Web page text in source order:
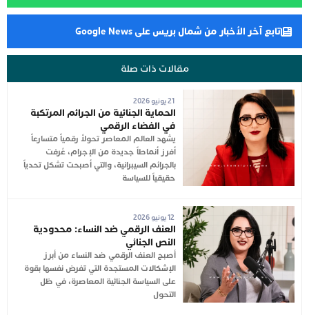
تابع آخر الأخبار من شمال بريس على Google News
مقالات ذات صلة
21 يونيو 2026
الحماية الجنائية من الجرائم المرتكبة
في الفضاء الرقمي
يشهد العالم المعاصر تحولاً رقمياً متسارعاً
أفرز أنماطاً جديدة من الإجرام، عُرفت
بالجرائم السيبرانية، والتي أصبحت تشكل تحدياً
حقيقياً للسياسة
12 يونيو 2026
العنف الرقمي ضد النساء: محدودية
النص الجنائي
أصبح العنف الرقمي ضد النساء من أبرز
الإشكالات المستجدة التي تفرض نفسها بقوة
على السياسة الجنائية المعاصرة، في ظل
التحول